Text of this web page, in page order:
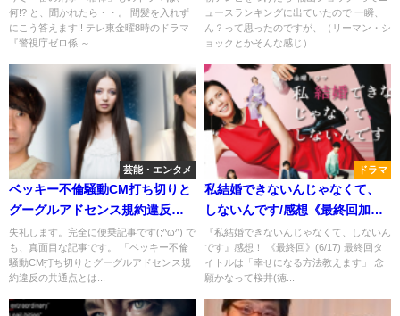
のドラマ！
何!? と、聞かれたら・・。 間髪を入れず
にこう答えます!! テレ東金曜8時のドラマ
『警視庁ゼロ係 ～...
ュースランキングに出ていたので 一瞬、
ん？って思ったのですが、（リーマン・シ
ョックとかそんな感じ） ...
芸能・エンタメ
ベッキー不倫騒動CM打ち切りと
グーグルアドセンス規約違反の
共通点とは!?
失礼します。完全に便乗記事です(;^ω^) で
も、真面目な記事です。 「ベッキー不倫
騒動CM打ち切りとグーグルアドセンス規
約違反の共通点とは...
ドラマ
私結婚できないんじゃなくて、
しないんです/感想《最終回加
筆》中谷＆藤木は最高の配役賞!!
『私結婚できないんじゃなくて、しないん
です』感想！ 《最終回》(6/17) 最終回タ
イトルは「幸せになる方法教えます」 念
願かなって桜井(徳...